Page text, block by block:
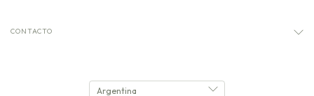
CONTACTO